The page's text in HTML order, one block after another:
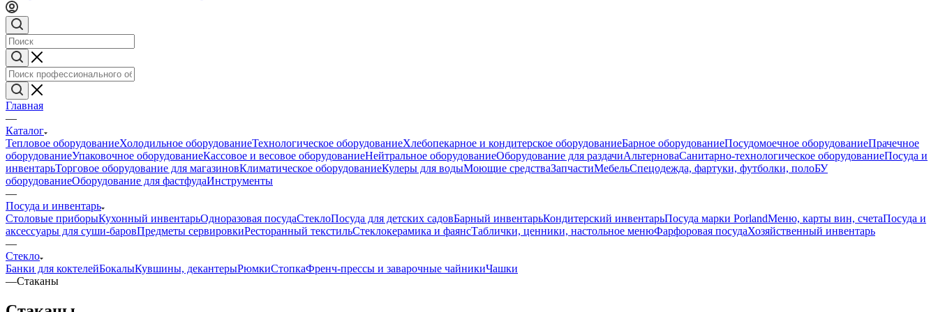
Главная
—
Каталог
Тепловое оборудованиеХолодильное оборудованиеТехнологическое оборудованиеХлебопекарное и кондитерское оборудованиеБарное оборудованиеПосудомоечное оборудованиеПрачечное
оборудованиеУпаковочное оборудованиеКассовое и весовое оборудованиеНейтральное оборудованиеОборудование для раздачиАльтерноваСанитарно-технологическое оборудованиеПосуда и
инвентарьТорговое оборудование для магазиновКлиматическое оборудованиеКулеры для водыМоющие средстваЗапчастиМебельСпецодежда, фартуки, футболки, полоБУ
оборудованиеОборудование для фастфудаИнструменты
—
Посуда и инвентарь
Столовые приборыКухонный инвентарьОдноразовая посудаСтеклоПосуда для детских садовБарный инвентарьКондитерский инвентарьПосуда марки PorlandМеню, карты вин, счетаПосуда и
аксессуары для суши-баровПредметы сервировкиРесторанный текстильСтеклокерамика и фаянсТаблички, ценники, настольное менюФарфоровая посудаХозяйственный инвентарь
—
Стекло
Банки для коктелейБокалыКувшины, декантерыРюмкиСтопкаФренч-прессы и заварочные чайникиЧашки
—Стаканы